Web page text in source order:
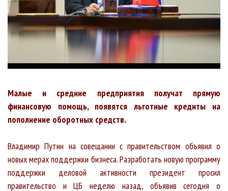
Малые и средние предприятия получат прямую
финансовую помощь, появятся льготные кредиты на
пополнение оборотных средств.
Владимир Путин на совещании с правительством объявил о
новых мерах поддержки бизнеса. Разработать новую программу
поддержки деловой активности президент просил
правительство и ЦБ неделю назад, объявив сегодня о